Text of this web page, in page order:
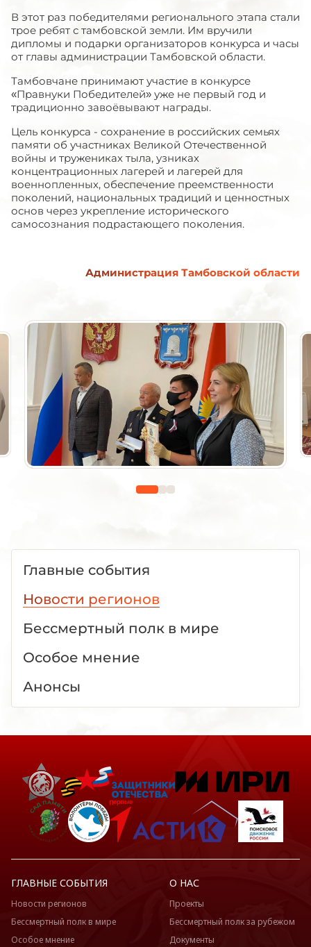
В этот раз победителями регионального этапа стали
трое ребят с тамбовской земли. Им вручили
дипломы и подарки организаторов конкурса и часы
от главы администрации Тамбовской области.
Тамбовчане принимают участие в конкурсе
«Правнуки Победителей» уже не первый год и
традиционно завоёвывают награды.
Цель конкурса - сохранение в российских семьях
памяти об участниках Великой Отечественной
войны и тружениках тыла, узниках
концентрационных лагерей и лагерей для
военнопленных, обеспечение преемственности
поколений, национальных традиций и ценностных
основ через укрепление исторического
самосознания подрастающего поколения.
Администрация Тамбовской области
Главные события
Новости регионов
Бессмертный полк в мире
Особое мнение
Анонсы
ГЛАВНЫЕ СОБЫТИЯ
Новости регионов
Бессмертный полк в мире
Особое мнение
О НАС
Проекты
Бессмертный полк за рубежом
Документы